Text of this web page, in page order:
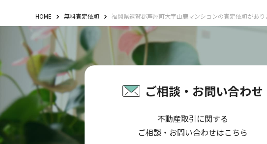
HOME 無料査定依頼 福岡県遠賀郡芦屋町大字山鹿マンションの査定依頼があり
ご相談・お問い合わせ
不動産取引に関する
ご相談・お問い合わせはこちら